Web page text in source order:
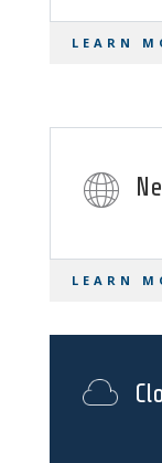
LEARN
LEARN